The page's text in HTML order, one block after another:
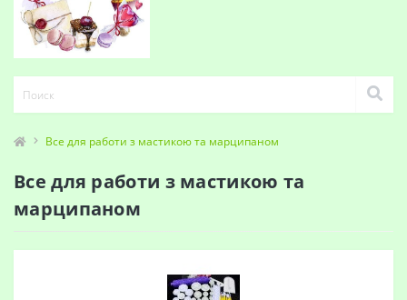
Все для работи з мастикою та марципаном
Все для работи з мастикою та
марципаном